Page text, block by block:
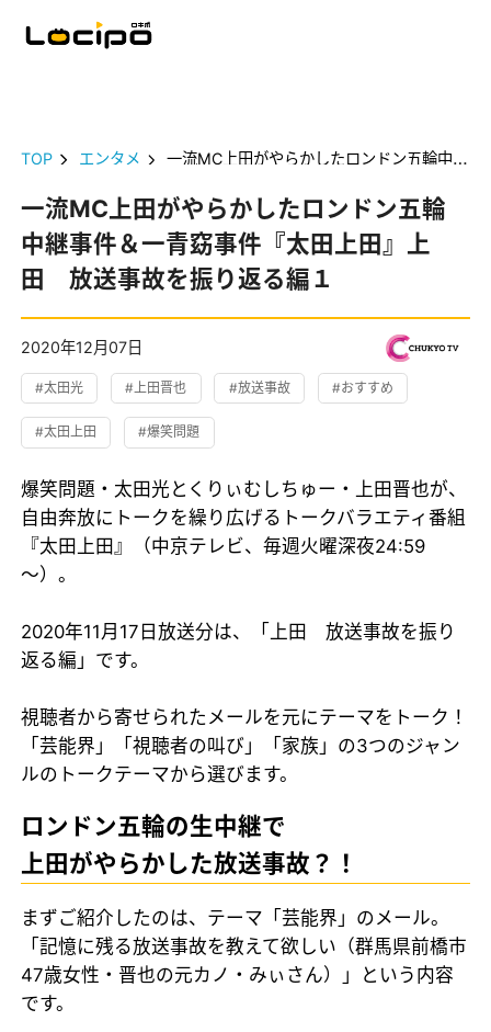
TOP エンタメ 一流MC上田がやらかしたロンドン五輪中継事件＆一青窈事件『太田上田』上田 放送事故を振り返る編１
一流MC上田がやらかしたロンドン五輪
中継事件＆一青窈事件『太田上田』上
田 放送事故を振り返る編１
2020年12月07日
#太田光 #上田晋也 #放送事故 #おすすめ
#太田上田 #爆笑問題
爆笑問題・太田光とくりぃむしちゅー・上田晋也が、
自由奔放にトークを繰り広げるトークバラエティ番組
『太田上田』（中京テレビ、毎週火曜深夜24:59
～）。
2020年11月17日放送分は、「上田 放送事故を振り
返る編」です。
視聴者から寄せられたメールを元にテーマをトーク！
「芸能界」「視聴者の叫び」「家族」の3つのジャン
ルのトークテーマから選びます。
ロンドン五輪の生中継で
上田がやらかした放送事故？！
まずご紹介したのは、テーマ「芸能界」のメール。
「記憶に残る放送事故を教えて欲しい（群馬県前橋市
47歳女性・晋也の元カノ・みぃさん）」という内容
です。